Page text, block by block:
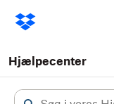
Hjælpecenter